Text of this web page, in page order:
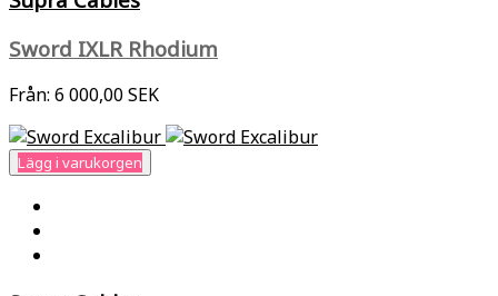
Sword IXLR Rhodium
Från: 6 000,00 SEK
Lägg i varukorgen